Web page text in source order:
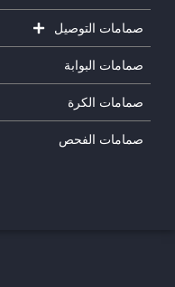
صمامات التوصيل
صمامات البوابة
صمامات الكرة
صمامات الفحص